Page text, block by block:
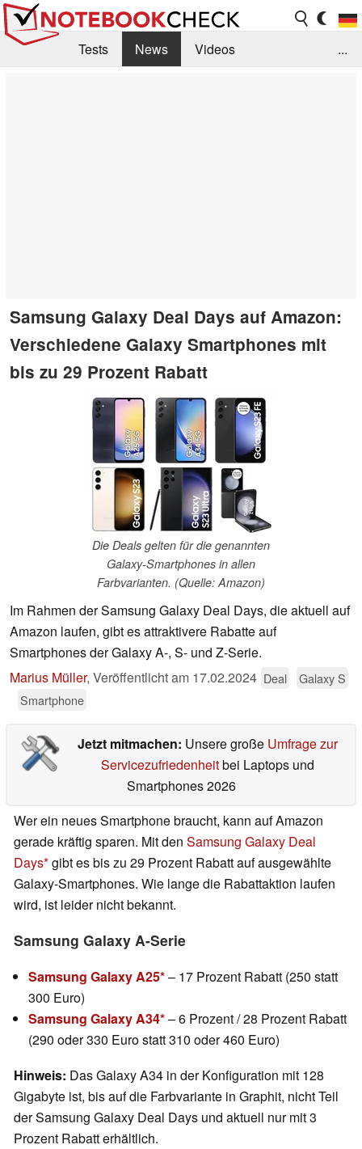
Tests News
Videos
...
Samsung Galaxy Deal Days auf Amazon:
Verschiedene Galaxy Smartphones mit
bis zu 29 Prozent Rabatt
Die Deals gelten für die genannten
Galaxy-Smartphones in allen
Farbvarianten. (Quelle: Amazon)
Im Rahmen der Samsung Galaxy Deal Days, die aktuell auf
Amazon laufen, gibt es attraktivere Rabatte auf
Smartphones der Galaxy A-, S- und Z-Serie.
Marius Müller, Veröffentlicht am 17.02.2024 Deal
Galaxy S
Smartphone
Jetzt mitmachen: Unsere große Umfrage zur
Servicezufriedenheitbei Laptops und
Smartphones 2026
Wer ein neues Smartphone braucht, kann auf Amazon
gerade kräftig sparen. Mit den Samsung Galaxy Deal
Days gibt es bis zu 29 Prozent Rabatt auf ausgewählte
Galaxy-Smartphones. Wie lange die Rabattaktion laufen
wird, ist leider nicht bekannt.
Samsung Galaxy A-Serie
Samsung Galaxy A25 – 17 Prozent Rabatt (250 statt
300 Euro)
Samsung Galaxy A34 – 6 Prozent / 28 Prozent Rabatt
(290 oder 330 Euro statt 310 oder 460 Euro)
Hinweis: Das Galaxy A34 in der Konfiguration mit 128
Gigabyte ist, bis auf die Farbvariante in Graphit, nicht Teil
der Samsung Galaxy Deal Days und aktuell nur mit 3
Prozent Rabatt erhältlich.